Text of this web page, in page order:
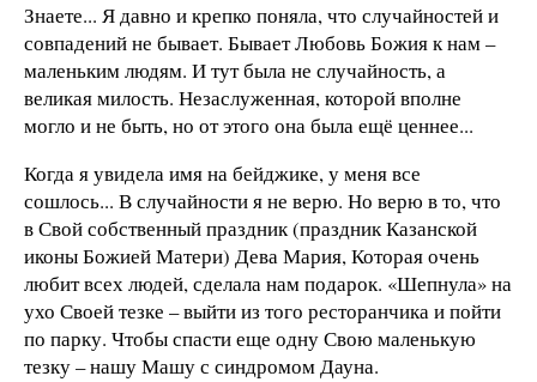
Знаете... Я давно и крепко поняла, что случайностей и
совпадений не бывает. Бывает Любовь Божия к нам –
маленьким людям. И тут была не случайность, а
великая милость. Незаслуженная, которой вполне
могло и не быть, но от этого она была ещё ценнее...
Когда я увидела имя на бейджике, у меня все
сошлось... В случайности я не верю. Но верю в то, что
в Свой собственный праздник (праздник Казанской
иконы Божией Матери) Дева Мария, Которая очень
любит всех людей, сделала нам подарок. «Шепнула» на
ухо Своей тезке – выйти из того ресторанчика и пойти
по парку. Чтобы спасти еще одну Свою маленькую
тезку – нашу Машу с синдромом Дауна.